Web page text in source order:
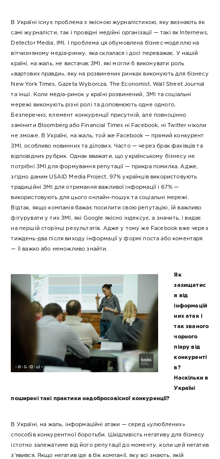
В Україні існує проблема з якісною журналістикою, яку визнають як
самі журналісти, так і провідні медійні організації — такі як Internews,
Detector Media, IMI. І проблема ця обумовлена бізнес-моделлю на
вітчизняному медіа-ринку, яка склалася і досі переважає. У нашій
країні, на жаль, не вистачає ЗМІ, які могли б виконувати роль
«вартових правди», яку на розвинених ринках виконують для бізнесу
New York Times, Gazeta Wyborcza, The Economist, Wall Street Journal
та інші. Коли медіа-ринок у країні розвинений, ЗМІ та соціальні
мережі виконують різні ролі та доповнюють одне одного.
Безперечно, елемент конкуренції присутній, але повноцінно
замінити Bloomberg або Financial Times ні Facebook, ні Twitter ніколи
не зможе. В Україні, на жаль, той же Facebook — прямий конкурент
ЗМІ, особливо новинних та ділових. Часто — через брак фахівців та
відповідних рубрик. Однак вважати, що українському бізнесу не
потрібні ЗМІ для формування репутації — прикра помилка. Адже,
згідно даним USAID Media Project, 97% українців використовують
традиційні ЗМІ для отримання важливої інформації і 67% —
використовують для цього онлайн-пошук та соціальні мережі.
Відтак, якщо компанія бажає посилити свою репутацію, їй важливо
фігурувати у тих ЗМІ, які Google якісно індексує, а значить, і видає
на першій сторінці результатів. Адже у тому же Facebook вже через
тиждень-два після виходу інформації у формі поста або коментаря
— її важко або неможливо знайти.
Як
захищатис
я від
інформацій
них атак і
так званого
чорного
піару від
конкуренті
в?
Наскільки в
Україні
поширені такі практики недобросовісної конкуренції?
В Україні, на жаль, інформаційні атаки — серед «улюблених»
способів конкурентної боротьби. Шкідливість негативу для бізнесу
істотно залежатиме від його репутації до моменту, коли цей негатив
з’явився. Якщо негатив іде в бік компанії, яку всі знають, якій